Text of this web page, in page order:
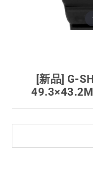
買取価格例一覧
[新品] G-